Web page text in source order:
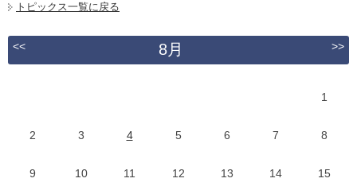
トピックス一覧に戻る
<< 8月 >>
1
2 3 4 5 6 7 8
9 10 11 12 13 14 15